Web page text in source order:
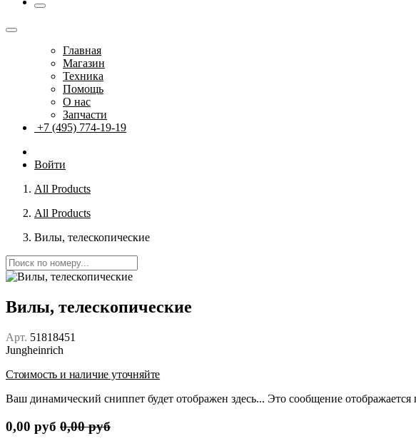
Главная
Магазин
Техника
Помощь
О нас
Запчасти
+7 (495) 774-19-19
Войти
All Products
All Products
Вилы, телескопические
Вилы, телескопические
Арт. 51818451
Jungheinrich
Стоимость и наличие уточняйте
Ваш динамический сниппет будет отображен здесь... Это сообщение
0,00 руб 0,00руб